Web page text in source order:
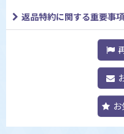
返品特約に関する重要事項